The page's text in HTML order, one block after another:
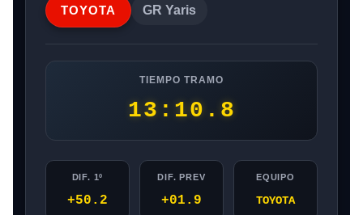
TOYOTA GR Yaris
TIEMPO TRAMO
13:10.8
DIF. 1º
+50.2
DIF. PREV
+01.9
EQUIPO
TOYOTA